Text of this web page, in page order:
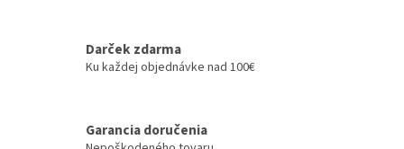
Darček zdarma
Ku každej objednávke nad 100€
Garancia doručenia